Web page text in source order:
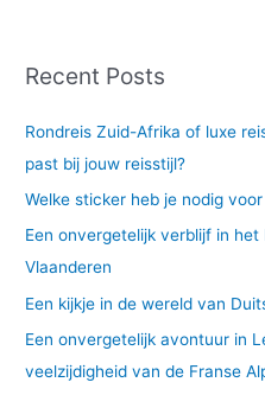
Recent Posts
Rondreis Zuid-Afrika of luxe
past bij jouw reisstijl?
Welke sticker heb je nodig voor
Een onvergetelijk verblijf in
Vlaanderen
Een kijkje in de wereld van
Een onvergetelijk avontuur in
veelzijdigheid van de Franse